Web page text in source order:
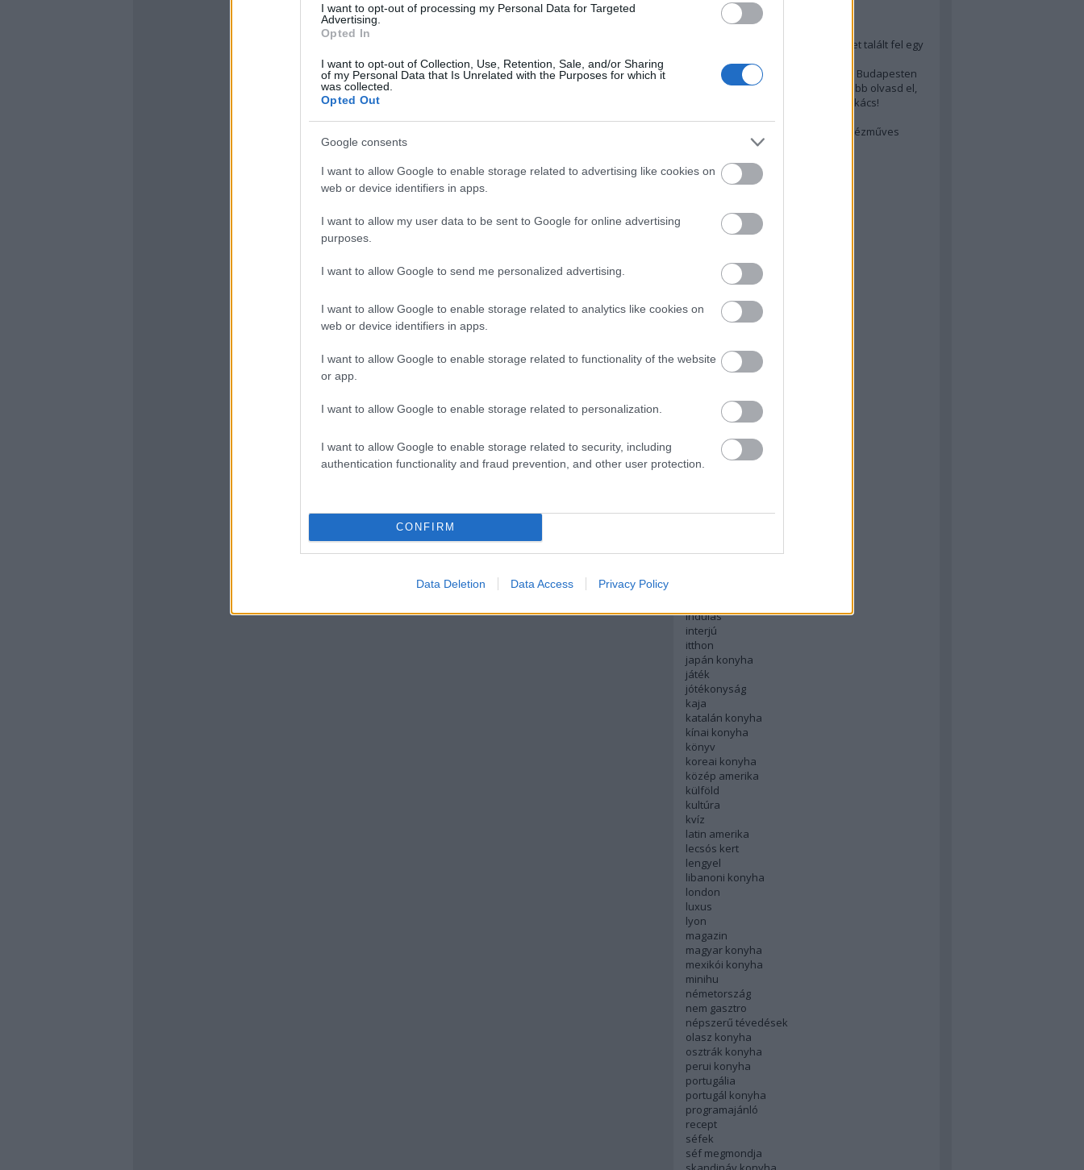
I want to opt-out of processing my Personal Data for Targeted
Advertising.
Opted In
I want to opt-out of Collection, Use, Retention, Sale, and/or Sharing
of my Personal Data that Is Unrelated with the Purposes for which it
was collected.
Opted Out
Google consents
I want to allow Google to enable storage related to advertising like cookies on
web or device identifiers in apps.
I want to allow my user data to be sent to Google for online advertising
purposes.
I want to allow Google to send me personalized advertising.
I want to allow Google to enable storage related to analytics like cookies on
web or device identifiers in apps.
I want to allow Google to enable storage related to functionality of the website
or app.
I want to allow Google to enable storage related to personalization.
I want to allow Google to enable storage related to security, including
authentication functionality and fraud prevention, and other user protection.
CONFIRM
Data Deletion Data Access Privacy Policy
TOP5
Annyira menő Budapest-térképet talált fel egy
A 10 legjobb (elérhető árú) ebéd Budapesten
Szakács akarsz lenni? Akkor előbb olvasd el,
mit gondol erről egy magyar szakács!
Budapest rejtett kincsei: orosz kézműves
afrikai konyha
ázsiai konyha
baszk konyha
belgium
bocusedor
bocuse dor
dél amerika
english
északi konyha
francia konyha
holland konyha
indulás
interjú
itthon
japán konyha
játék
jótékonyság
kaja
katalán konyha
kínai konyha
könyv
koreai konyha
közép amerika
külföld
kultúra
kvíz
latin amerika
lecsós kert
lengyel
libanoni konyha
london
luxus
lyon
magazin
magyar konyha
mexikói konyha
minihu
németország
nem gasztro
népszerű tévedések
olasz konyha
osztrák konyha
perui konyha
portugália
portugál konyha
programajánló
recept
séfek
séf megmondja